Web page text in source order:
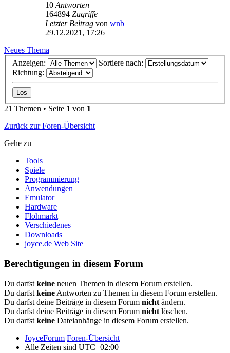
10 Antworten
164894 Zugriffe
Letzter Beitrag von wnb
29.12.2021, 17:26
Neues Thema
Anzeigen:
Sortiere nach:
Richtung:
21 Themen • Seite 1 von 1
Zurück zur Foren-Übersicht
Gehe zu
Tools
Spiele
Programmierung
Anwendungen
Emulator
Hardware
Flohmarkt
Verschiedenes
Downloads
joyce.de Web Site
Berechtigungen in diesem Forum
Du darfst keine neuen Themen in diesem Forum erstellen.
Du darfst keine Antworten zu Themen in diesem Forum erstellen.
Du darfst deine Beiträge in diesem Forum nicht ändern.
Du darfst deine Beiträge in diesem Forum nicht löschen.
Du darfst keine Dateianhänge in diesem Forum erstellen.
JoyceForum Foren-Übersicht
Alle Zeiten sind UTC+02:00